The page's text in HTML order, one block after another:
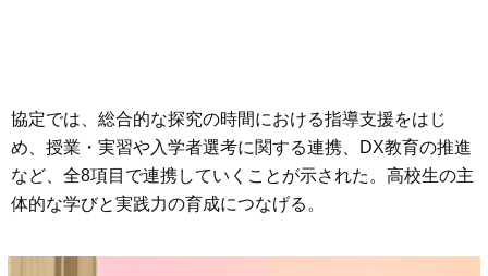
協定では、総合的な探究の時間における指導支援をはじ
め、授業・実習や入学者選考に関する連携、DX教育の推進
など、全8項目で連携していくことが示された。高校生の主
体的な学びと実践力の育成につなげる。